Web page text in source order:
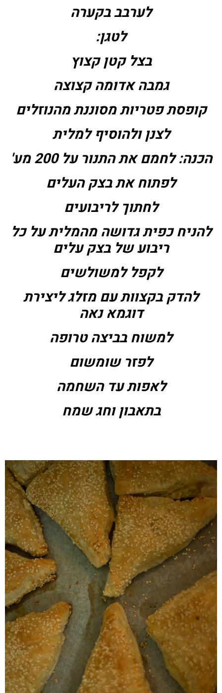
לערבב בקערה
לטגן:
בצל קטן קצוץ
גמבה אדומה קצוצה
קופסת פטריות מסוננת מהנוזלים
לצנן ולהוסיף למלית
הכנה: לחמם את התנור על 200 מע'
לפתוח את בצק העלים
לחתוך לריבועים
להניח כפית גדושה מהמלית על כל
ריבוע של בצק עלים
לקפל למשולשים
להדק בקצוות עם מזלג ליצירת
דוגמא נאה
למשוח בביצה טרופה
לפזר שומשום
לאפות עד השחמה
בתאבון וחג שמח